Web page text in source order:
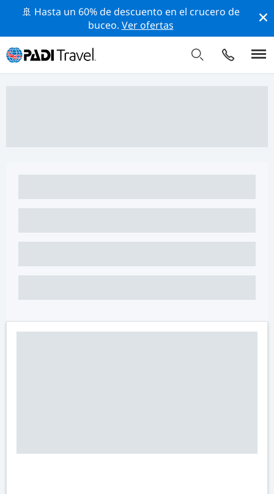
🚢 Hasta un 60% de descuento en el crucero de
buceo. Ver ofertas